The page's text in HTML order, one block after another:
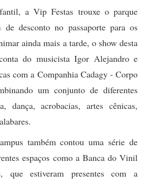
a Vip Festas trouxe o parque
desconto no passaporte para os
ainda mais a tarde, o show desta
do musicista Igor Alejandro e
com a Companhia Cadagy - Corpo
um conjunto de diferentes
dança, acrobacias, artes cênicas,
também contou uma série de
espaços como a Banca do Vinil
que estiveram presentes com a